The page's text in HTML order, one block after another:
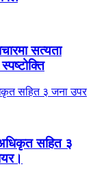
सत्यता
अधिकृत सहित ३